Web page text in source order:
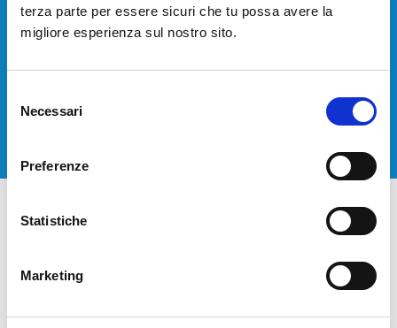
terza parte per essere sicuri che tu possa avere la
migliore esperienza sul nostro sito.
delNecessari
Preferenze
Statistiche
Marketing
telecomunicazione?